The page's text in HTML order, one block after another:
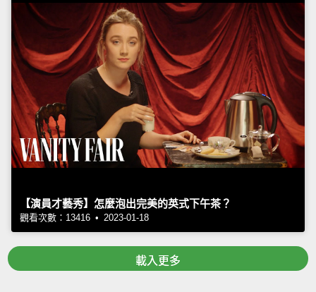
【演員才藝秀】怎麼泡出完美的英式下午茶？
觀看次數：13416 • 2023-01-18
載入更多